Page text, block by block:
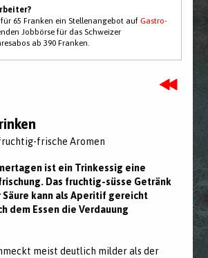
für 65 Franken ein Stellenangebot aufGastro-
Jobbörse für das Schweizer
ab 390 Franken.
frische Aromen
ist ein Trinkessig eine
Das fruchtig-süsse Getränk
kann als Aperitif gereicht
dem Essen die Verdauung
meist deutlich milder als der